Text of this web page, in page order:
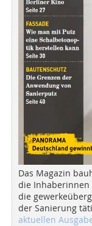
Das Magazin
die Inhaberinnen
die
der Sanierung
aktuellen